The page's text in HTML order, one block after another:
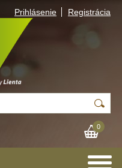
Prihlásenie Registrácia
0